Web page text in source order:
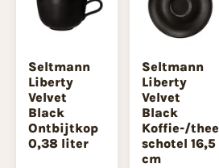
Seltmann
Liberty
Velvet
Black
Ontbijtkop
0,38 liter
Seltmann
Liberty
Velvet
Black
Koffie-/thee
schotel 16,5
cm